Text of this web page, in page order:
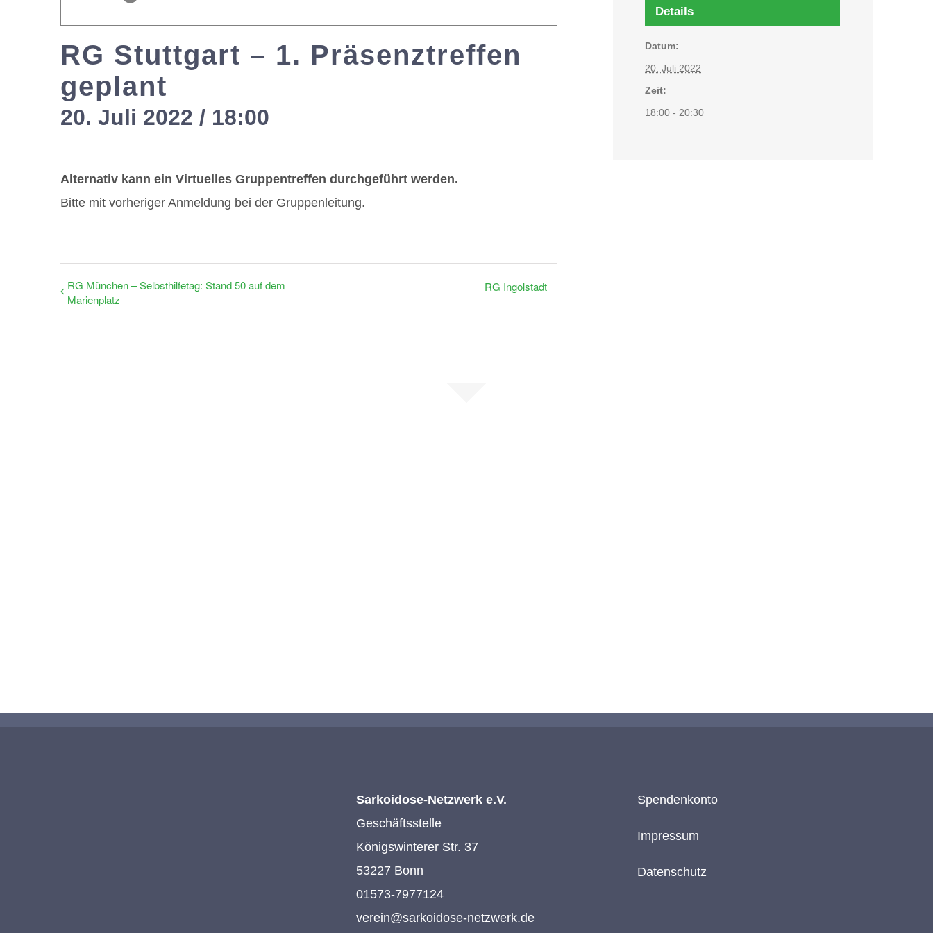
RG Stuttgart – 1. Präsenztreffen
geplant
20. Juli 2022 / 18:00
Alternativ kann ein Virtuelles Gruppentreffen durchgeführt werden.
Bitte mit vorheriger Anmeldung bei der Gruppenleitung.
RG München – Selbsthilfetag: Stand 50 auf dem
Marienplatz
RG Ingolstadt
Details
Datum:
20. Juli 2022
Zeit:
18:00 - 20:30
Sarkoidose-Netzwerk e.V.
Geschäftsstelle
Königswinterer Str. 37
53227 Bonn
01573-7977124
verein@sarkoidose-netzwerk.de
Spendenkonto
Impressum
Datenschutz